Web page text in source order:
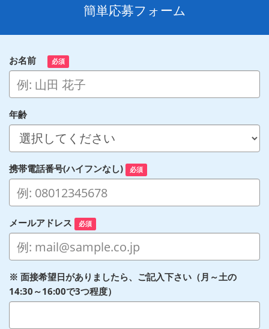
簡単応募フォーム
お名前 必須
年齢
携帯電話番号(ハイフンなし) 必須
メールアドレス 必須
※ 面接希望日がありましたら、ご記入下さい（月～土の
14:30～16:00で3つ程度）